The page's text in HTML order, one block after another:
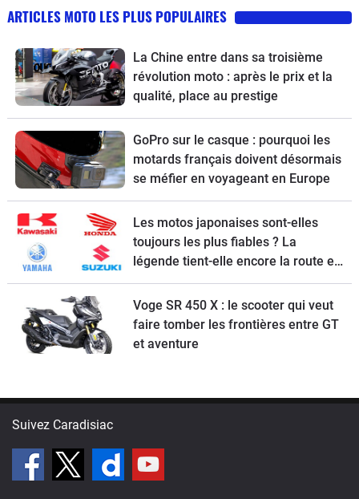
ARTICLES MOTO LES PLUS POPULAIRES
La Chine entre dans sa troisième
révolution moto : après le prix et la
qualité, place au prestige
GoPro sur le casque : pourquoi les
motards français doivent désormais
se méfier en voyageant en Europe
Les motos japonaises sont-elles
toujours les plus fiables ? La
légende tient-elle encore la route en
2026 ?
Voge SR 450 X : le scooter qui veut
faire tomber les frontières entre GT
et aventure
Suivez Caradisiac